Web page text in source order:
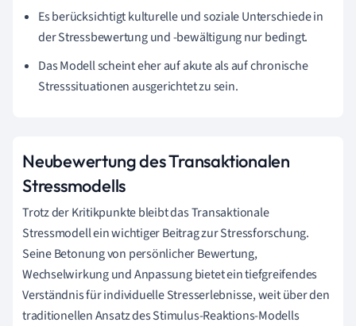
Es berücksichtigt kulturelle und soziale Unterschiede in
der Stressbewertung und -bewältigung nur bedingt.
Das Modell scheint eher auf akute als auf chronische
Stresssituationen ausgerichtet zu sein.
Neubewertung des Transaktionalen
Stressmodells
Trotz der Kritikpunkte bleibt das Transaktionale
Stressmodell ein wichtiger Beitrag zur Stressforschung.
Seine Betonung von persönlicher Bewertung,
Wechselwirkung und Anpassung bietet ein tiefgreifendes
Verständnis für individuelle Stresserlebnisse, weit über den
traditionellen Ansatz des Stimulus-Reaktions-Modells